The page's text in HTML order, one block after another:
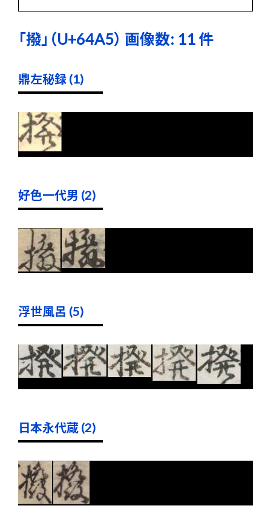
「撥」（U+64A5） 画像数: 11 件
鼎左秘録 (1)
好色一代男 (2)
浮世風呂 (5)
日本永代蔵 (2)